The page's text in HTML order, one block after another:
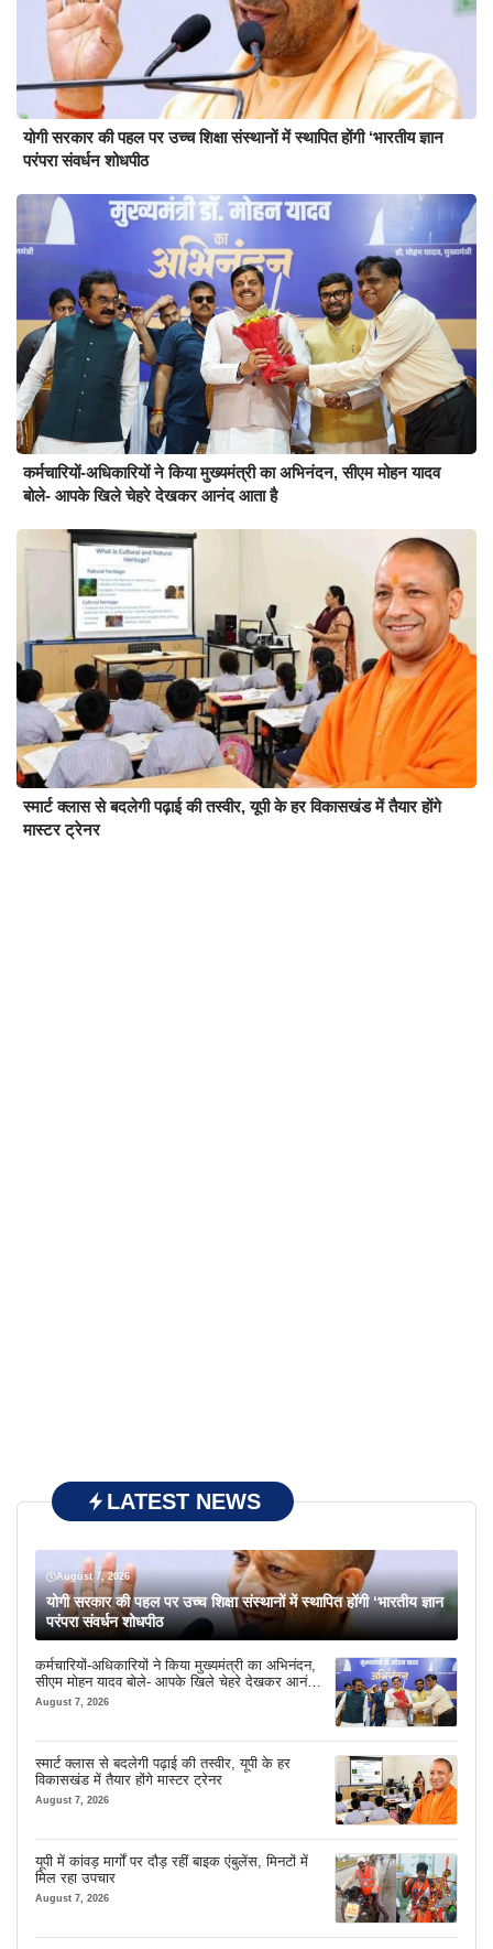
योगी सरकार की पहल पर उच्च शिक्षा संस्थानों में स्थापित होंगी ‘भारतीय ज्ञान
परंपरा संवर्धन शोधपीठ
कर्मचारियों-अधिकारियों ने किया मुख्यमंत्री का अभिनंदन, सीएम मोहन यादव
बोले- आपके खिले चेहरे देखकर आनंद आता है
स्मार्ट क्लास से बदलेगी पढ़ाई की तस्वीर, यूपी के हर विकासखंड में तैयार होंगे
मास्टर ट्रेनर
LATEST NEWS
August 7, 2026
योगी सरकार की पहल पर उच्च शिक्षा संस्थानों में स्थापित होंगी ‘भारतीय ज्ञान
परंपरा संवर्धन शोधपीठ
कर्मचारियों-अधिकारियों ने किया मुख्यमंत्री का अभिनंदन,
सीएम मोहन यादव बोले- आपके खिले चेहरे देखकर आनंद
आता है
August 7, 2026
स्मार्ट क्लास से बदलेगी पढ़ाई की तस्वीर, यूपी के हर
विकासखंड में तैयार होंगे मास्टर ट्रेनर
August 7, 2026
यूपी में कांवड़ मार्गों पर दौड़ रहीं बाइक एंबुलेंस, मिनटों में
मिल रहा उपचार
August 7, 2026